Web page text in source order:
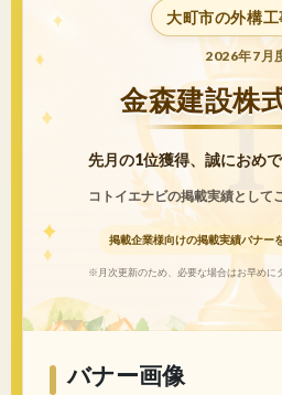
大町市の外構工
2026年7月
金森建設株
先月の1位獲得、誠におめで
コトイエナビの掲載実績として
掲載企業様向けの掲載実績バナー
※月次更新のため、必要な場合はお早めに
バナー画像